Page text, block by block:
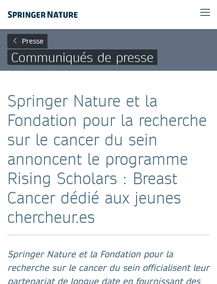
Presse
Communiqués de presse
Springer Nature et la
Fondation pour la recherche
sur le cancer du sein
annoncent le programme
Rising Scholars : Breast
Cancer dédié aux jeunes
chercheur.es
Springer Nature et la Fondation pour la
recherche sur le cancer du sein officialisent leur
partenariat de longue date en fournissant des